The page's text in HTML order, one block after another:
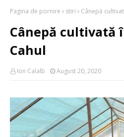
Pagina de pornire stiri Cânepă
Cânepă cultivată
Cahul
Ion Calalb August 20, 2020